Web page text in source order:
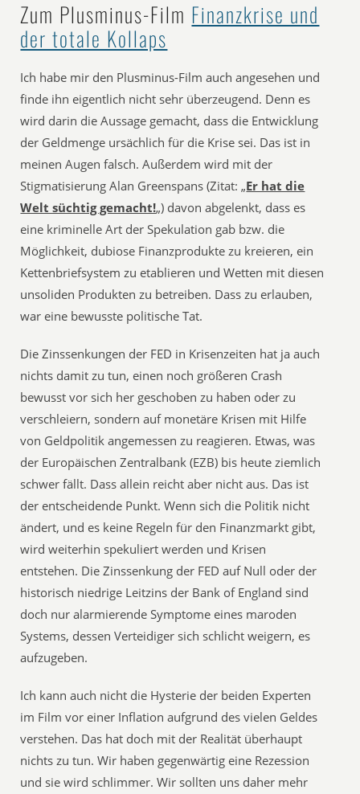
Zum Plusminus-Film Finanzkrise und
der totale Kollaps
Ich habe mir den Plusminus-Film auch angesehen und
finde ihn eigentlich nicht sehr überzeugend. Denn es
wird darin die Aussage gemacht, dass die Entwicklung
der Geldmenge ursächlich für die Krise sei. Das ist in
meinen Augen falsch. Außerdem wird mit der
Stigmatisierung Alan Greenspans (Zitat: „Er hat die
Welt süchtig gemacht!„) davon abgelenkt, dass es
eine kriminelle Art der Spekulation gab bzw. die
Möglichkeit, dubiose Finanzprodukte zu kreieren, ein
Kettenbriefsystem zu etablieren und Wetten mit diesen
unsoliden Produkten zu betreiben. Dass zu erlauben,
war eine bewusste politische Tat.
Die Zinssenkungen der FED in Krisenzeiten hat ja auch
nichts damit zu tun, einen noch größeren Crash
bewusst vor sich her geschoben zu haben oder zu
verschleiern, sondern auf monetäre Krisen mit Hilfe
von Geldpolitik angemessen zu reagieren. Etwas, was
der Europäischen Zentralbank (EZB) bis heute ziemlich
schwer fällt. Dass allein reicht aber nicht aus. Das ist
der entscheidende Punkt. Wenn sich die Politik nicht
ändert, und es keine Regeln für den Finanzmarkt gibt,
wird weiterhin spekuliert werden und Krisen
entstehen. Die Zinssenkung der FED auf Null oder der
historisch niedrige Leitzins der Bank of England sind
doch nur alarmierende Symptome eines maroden
Systems, dessen Verteidiger sich schlicht weigern, es
aufzugeben.
Ich kann auch nicht die Hysterie der beiden Experten
im Film vor einer Inflation aufgrund des vielen Geldes
verstehen. Das hat doch mit der Realität überhaupt
nichts zu tun. Wir haben gegenwärtig eine Rezession
und sie wird schlimmer. Wir sollten uns daher mehr